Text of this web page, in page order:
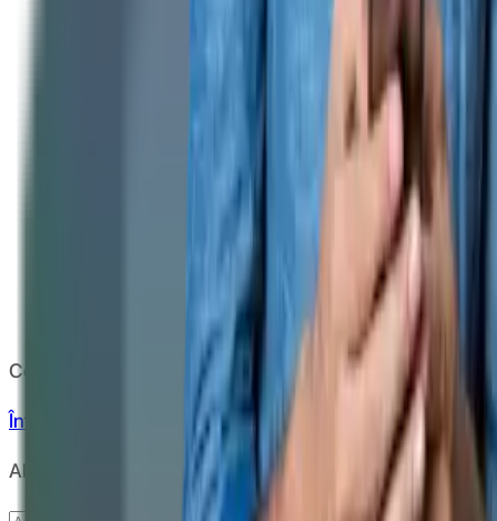
Copyright CashClub
Întrebări frecvente ANPC
Abonare newsletter